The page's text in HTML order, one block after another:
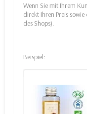
Wenn Sie mit Ihrem
direkt Ihren Preis
des Shops).
Beispiel: